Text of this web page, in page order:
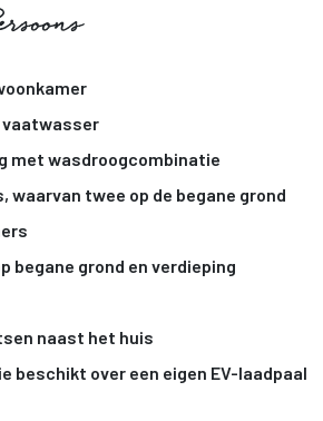
vaatwasser
met wasdroogcombinatie
waarvan twee op de begane grond
begane grond en verdieping
naast het huis
beschikt over een eigen EV-laadpaal